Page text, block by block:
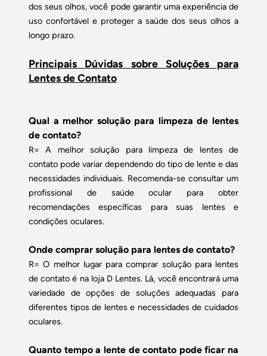
dos seus olhos, você pode garantir uma experiência de
uso confortável e proteger a saúde dos seus olhos a
longo prazo.
Principais Dúvidas sobre Soluções para
Lentes de Contato
Qual a melhor solução para limpeza de lentes
de contato?
R= A melhor solução para limpeza de lentes de
contato pode variar dependendo do tipo de lente e das
necessidades individuais. Recomenda-se consultar um
profissional de saúde ocular para obter
recomendações específicas para suas lentes e
condições oculares.
Onde comprar solução para lentes de contato?
R= O melhor lugar para comprar solução para lentes
de contato é na loja D Lentes. Lá, você encontrará uma
variedade de opções de soluções adequadas para
diferentes tipos de lentes e necessidades de cuidados
oculares.
Quanto tempo a lente de contato pode ficar na